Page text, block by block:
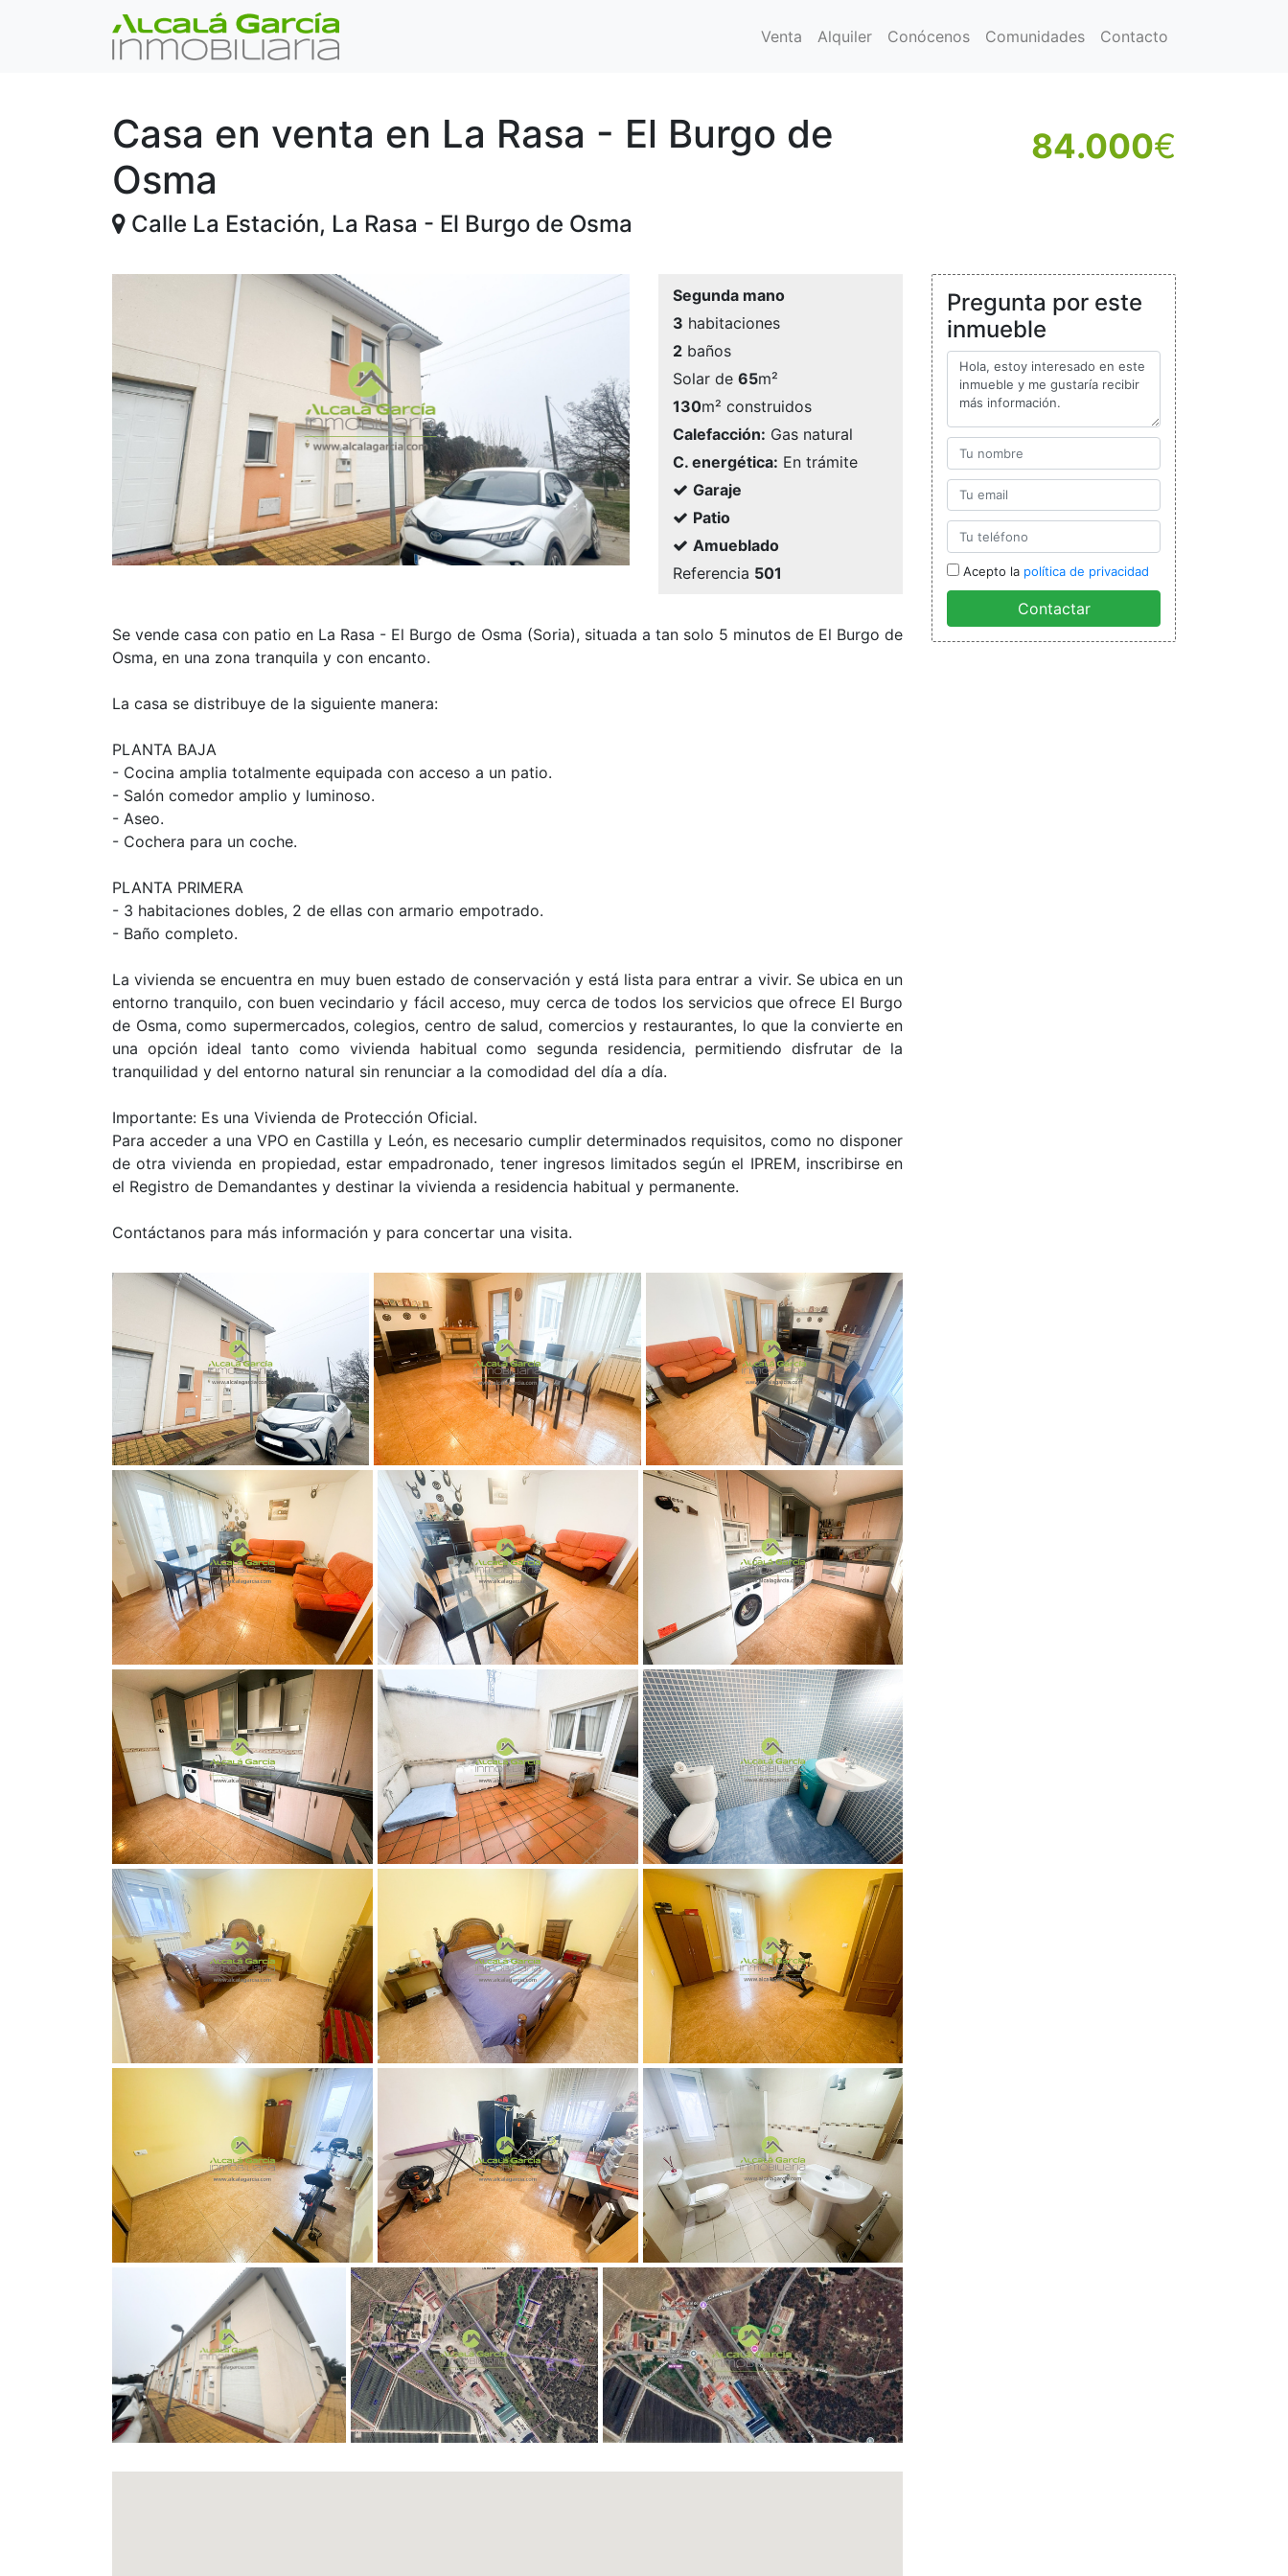
Venta Alquiler Conócenos Comunidades Contacto
Casa en venta en La Rasa - El Burgo de
Osma
Calle La Estación, La Rasa - El Burgo de Osma
84.000€
Segunda mano
3 habitaciones
2baños
Solar de 65m²
130m² construidos
Calefacción: Gas natural
C. energética: En trámite
Garaje
Patio
Amueblado
Referencia 501
Se vende casa con patio en La Rasa - El Burgo de Osma (Soria), situada a tan solo 5 minutos de El Burgo de
Osma, en una zona tranquila y con encanto.
La casa se distribuye de la siguiente manera:
PLANTA BAJA
- Cocina amplia totalmente equipada con acceso a un patio.
- Salón comedor amplio y luminoso.
- Aseo.
- Cochera para un coche.
PLANTA PRIMERA
- 3 habitaciones dobles, 2 de ellas con armario empotrado.
- Baño completo.
La vivienda se encuentra en muy buen estado de conservación y está lista para entrar a vivir. Se ubica en un
entorno tranquilo, con buen vecindario y fácil acceso, muy cerca de todos los servicios que ofrece El Burgo
de Osma, como supermercados, colegios, centro de salud, comercios y restaurantes, lo que la convierte en
una opción ideal tanto como vivienda habitual como segunda residencia, permitiendo disfrutar de la
tranquilidad y del entorno natural sin renunciar a la comodidad del día a día.
Importante: Es una Vivienda de Protección Oficial.
Para acceder a una VPO en Castilla y León, es necesario cumplir determinados requisitos, como no disponer
de otra vivienda en propiedad, estar empadronado, tener ingresos limitados según el IPREM, inscribirse en
el Registro de Demandantes y destinar la vivienda a residencia habitual y permanente.
Contáctanos para más información y para concertar una visita.
Pregunta por este
inmueble
Acepto la política de privacidad
Contactar